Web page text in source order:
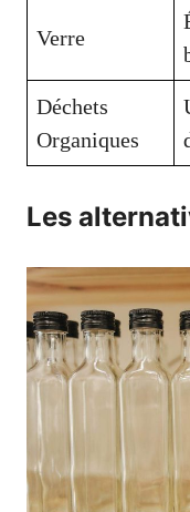
Verre
Déchets
Organiques
Les